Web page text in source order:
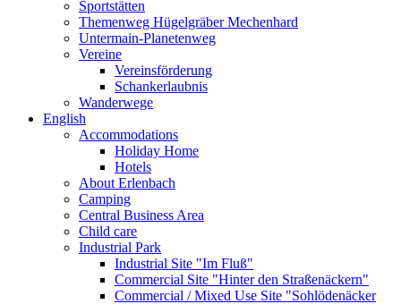
Sportstätten
Themenweg Hügelgräber Mechenhard
Untermain-Planetenweg
Vereine
Vereinsförderung
Schankerlaubnis
Wanderwege
English
Accommodations
Holiday Home
Hotels
About Erlenbach
Camping
Central Business Area
Child care
Industrial Park
Industrial Site "Im Fluß"
Commercial Site "Hinter den Straßenäckern"
Commercial / Mixed Use Site "Sohlödenäcker